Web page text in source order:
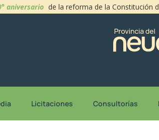
aniversario de la reforma de la Constitución
Licitaciones Consultorías